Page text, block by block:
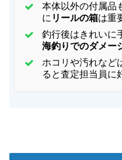
本体以外の付属品
に リールの箱は重
釣行後はきれいに
海釣りでのダメー
ホコリや汚れなど
ると査定担当員に